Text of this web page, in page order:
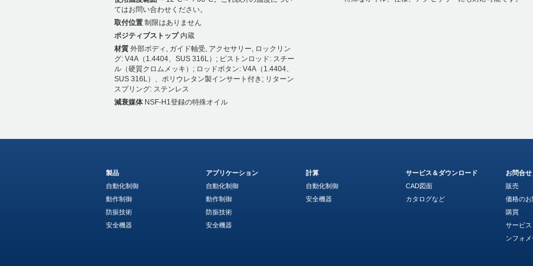
てはお問い合わせください。
取付位置 制限はありません
ポジティブストップ内蔵
材質 外部ボディ, ガイド軸受, アクセサリー, ロックリン
グ: V4A（1.4404、SUS 316L）; ピストンロッド: スチー
ル（硬質クロムメッキ）; ロッドボタン: V4A（1.4404、
SUS 316L）、ポリウレタン製インサート付き; リターン
スプリング: ステンレス
減衰媒体NSF-H1登録の特殊オイル
製品
自動化制御
動作制御
防振技術
安全機器
アプリケーション
自動化制御
動作制御
防振技術
安全機器
計算
自動化制御
安全機器
サービス＆ダウンロード
CAD図面
カタログなど
お問合せ
販売
価格の
購買
サービス
ンフォ